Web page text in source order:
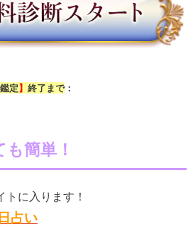
定】 終了まで：
簡単！
トに入ります！
占い